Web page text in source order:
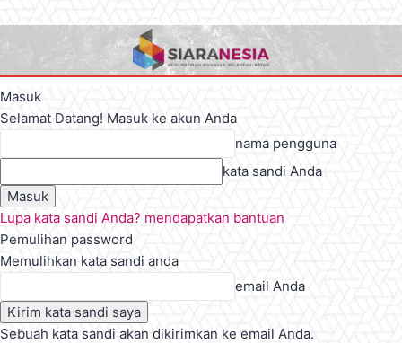
Masuk
Selamat Datang! Masuk ke akun Anda
nama pengguna
kata sandi Anda
Lupa kata sandi Anda? mendapatkan bantuan
Pemulihan password
Memulihkan kata sandi anda
email Anda
Sebuah kata sandi akan dikirimkan ke email Anda.